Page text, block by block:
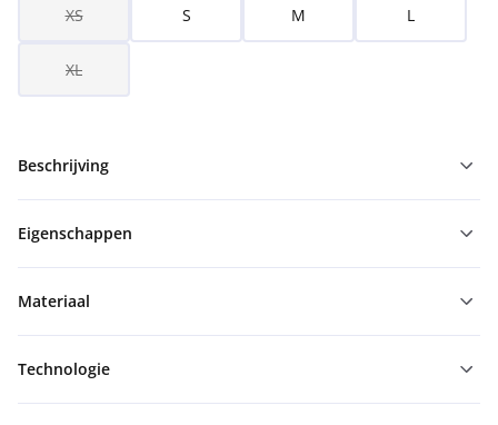
XS S M L
XL
Beschrijving
Eigenschappen
Materiaal
Technologie